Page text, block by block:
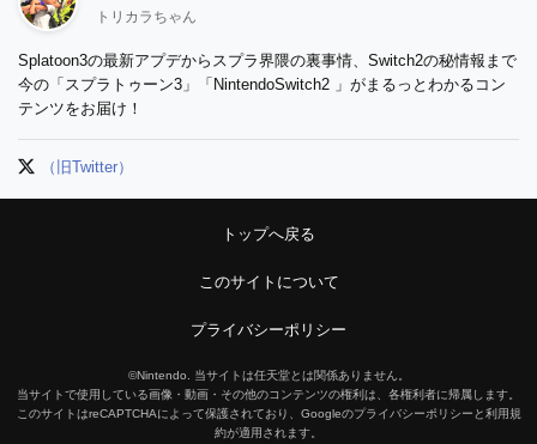
トリカラちゃん
Splatoon3の最新アプデからスプラ界隈の裏事情、Switch2の秘情報まで
今の「スプラトゥーン3」「NintendoSwitch2 」がまるっとわかるコン
テンツをお届け！
（旧Twitter）
トップへ戻る
このサイトについて
プライバシーポリシー
©Nintendo. 当サイトは任天堂とは関係ありません。
当サイトで使用している画像・動画・その他のコンテンツの権利は、各権利者に帰属します。
このサイトはreCAPTCHAによって保護されており、Googleのプライバシーポリシーと利用規
約が適用されます。